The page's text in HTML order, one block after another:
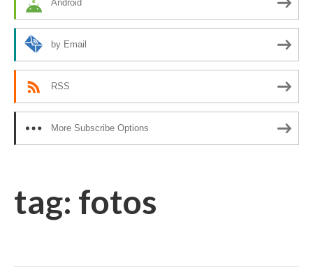
Android
by Email
RSS
More Subscribe Options
tag: fotos